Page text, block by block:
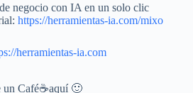
negocio con IA en un solo clic
https://herramientas-ia.com/mixo
herramientas-ia.com
un Café☕aquí 🙂